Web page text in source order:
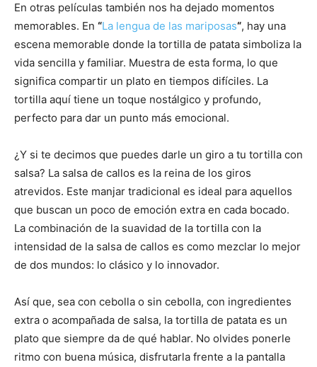
En otras películas también nos ha dejado momentos
memorables. En “La lengua de las mariposas“, hay una
escena memorable donde la tortilla de patata simboliza la
vida sencilla y familiar. Muestra de esta forma, lo que
significa compartir un plato en tiempos difíciles. La
tortilla aquí tiene un toque nostálgico y profundo,
perfecto para dar un punto más emocional.
¿Y si te decimos que puedes darle un giro a tu tortilla con
salsa? La salsa de callos es la reina de los giros
atrevidos. Este manjar tradicional es ideal para aquellos
que buscan un poco de emoción extra en cada bocado.
La combinación de la suavidad de la tortilla con la
intensidad de la salsa de callos es como mezclar lo mejor
de dos mundos: lo clásico y lo innovador.
Así que, sea con cebolla o sin cebolla, con ingredientes
extra o acompañada de salsa, la tortilla de patata es un
plato que siempre da de qué hablar. No olvides ponerle
ritmo con buena música, disfrutarla frente a la pantalla